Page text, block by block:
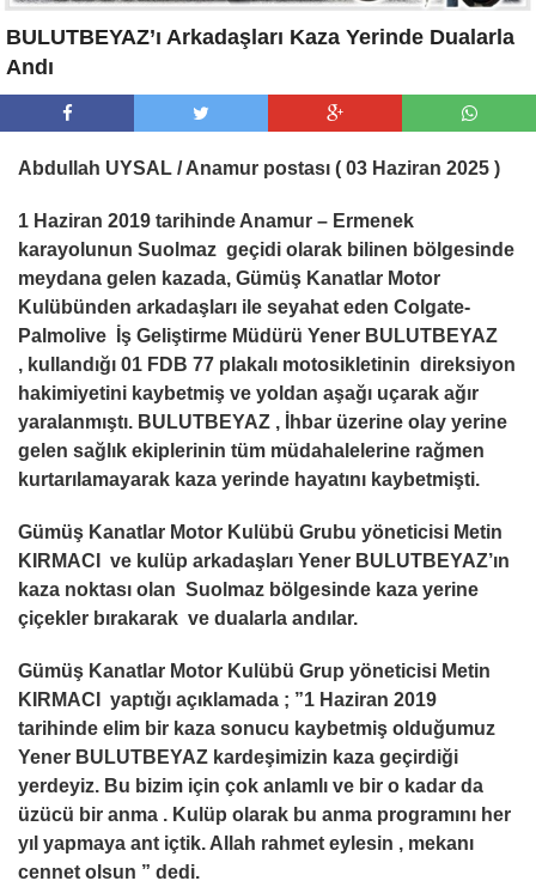
BULUTBEYAZ’ı Arkadaşları Kaza Yerinde Dualarla
Andı
Abdullah UYSAL / Anamur postası ( 03 Haziran 2025 )
1 Haziran 2019 tarihinde Anamur – Ermenek
karayolunun Suolmaz geçidi olarak bilinen bölgesinde
meydana gelen kazada, Gümüş Kanatlar Motor
Kulübünden arkadaşları ile seyahat eden Colgate-
Palmolive İş Geliştirme Müdürü Yener BULUTBEYAZ
, kullandığı 01 FDB 77 plakalı motosikletinin direksiyon
hakimiyetini kaybetmiş ve yoldan aşağı uçarak ağır
yaralanmıştı. BULUTBEYAZ , İhbar üzerine olay yerine
gelen sağlık ekiplerinin tüm müdahalelerine rağmen
kurtarılamayarak kaza yerinde hayatını kaybetmişti.
Gümüş Kanatlar Motor Kulübü Grubu yöneticisi Metin
KIRMACI ve kulüp arkadaşları Yener BULUTBEYAZ’ın
kaza noktası olan Suolmaz bölgesinde kaza yerine
çiçekler bırakarak ve dualarla andılar.
Gümüş Kanatlar Motor Kulübü Grup yöneticisi Metin
KIRMACI yaptığı açıklamada ; ”1 Haziran 2019
tarihinde elim bir kaza sonucu kaybetmiş olduğumuz
Yener BULUTBEYAZ kardeşimizin kaza geçirdiği
yerdeyiz. Bu bizim için çok anlamlı ve bir o kadar da
üzücü bir anma . Kulüp olarak bu anma programını her
yıl yapmaya ant içtik. Allah rahmet eylesin , mekanı
cennet olsun ” dedi.